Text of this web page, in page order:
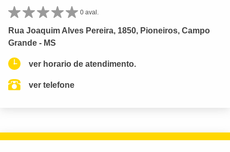
0 aval.
Rua Joaquim Alves Pereira, 1850, Pioneiros, Campo
Grande - MS
ver horario de atendimento.
ver telefone